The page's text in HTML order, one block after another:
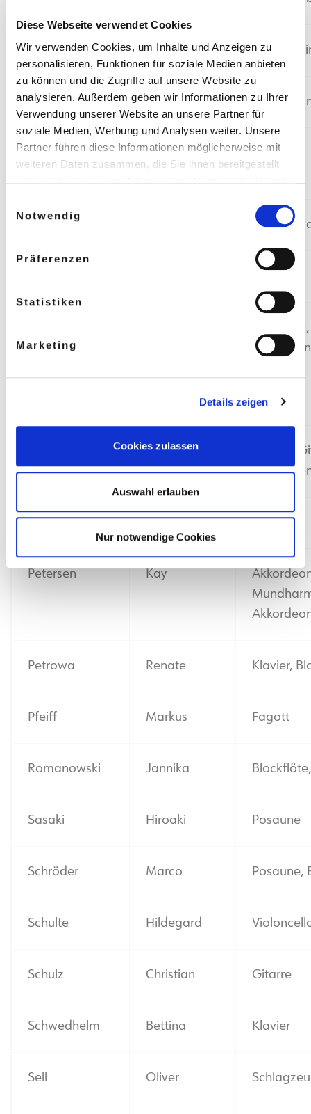
Diese Webseite verwendet Cookies
Wir verwenden Cookies, um Inhalte und Anzeigen zu
personalisieren, Funktionen für soziale Medien anbieten
zu können und die Zugriffe auf unsere Website zu
analysieren. Außerdem geben wir Informationen zu Ihrer
Verwendung unserer Website an unsere Partner für
soziale Medien, Werbung und Analysen weiter. Unsere
Partner führen diese Informationen möglicherweise mit
weiteren Daten zusammen, die Sie ihnen bereitgestellt
Weitere Informationen in unseren
Notwendig
Präferenzen
Statistiken
Marketing
Details zeigen
Cookies zulassen
Auswahl erlauben
Nur notwendige Cookies
Nikolic Jennifer Gitarre,
Nikolic Nenad
Nörenberg
Julia
Oboe
Violine
Andreas
Gitarre,
Pavlicenco Beatriz Violine
Petersen Kay
Petrowa Renate Klavier,
Pfeiff Markus Fagott
Romanowski Jannika
Sasaki Hiroaki Posaune
Schröder Marco Posaune,
Schulte Hildegard
Schulz Christian Gitarre
Schwedhelm Bettina Klavier
Sell Oliver